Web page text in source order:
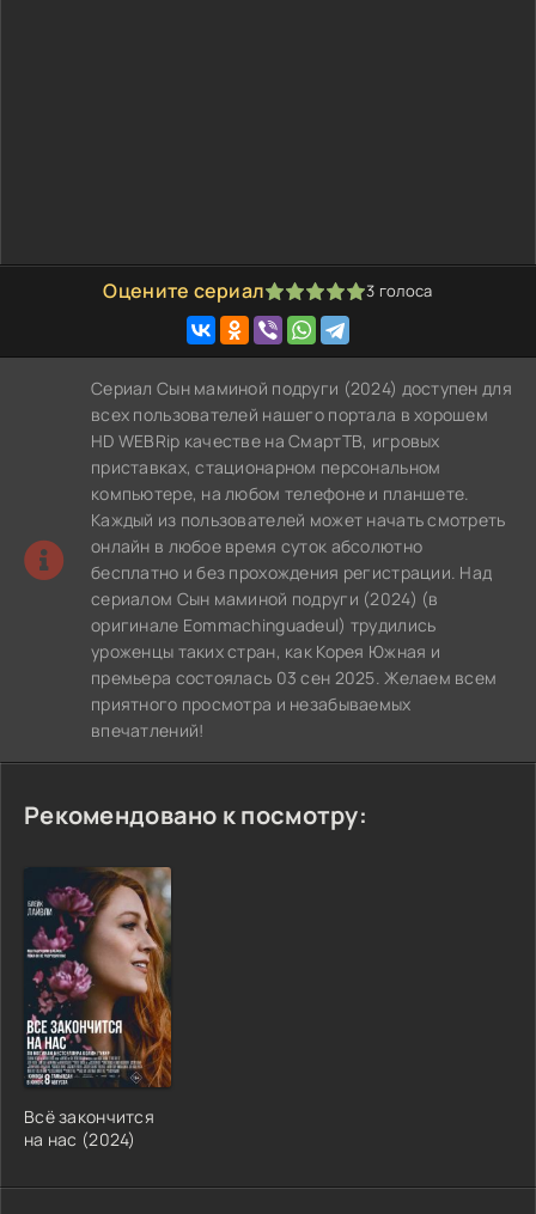
Оцените сериал
1 2 3 4 5 3 голоса
Сериал Сын маминой подруги (2024) доступен для
всех пользователей нашего портала в хорошем
HD WEBRip качестве на СмартТВ, игровых
приставках, стационарном персональном
компьютере, на любом телефоне и планшете.
Каждый из пользователей может начать смотреть
онлайн в любое время суток абсолютно
бесплатно и без прохождения регистрации. Над
сериалом Сын маминой подруги (2024) (в
оригинале Eommachinguadeul) трудились
уроженцы таких стран, как Корея Южная и
премьера состоялась 03 сен 2025. Желаем всем
приятного просмотра и незабываемых
впечатлений!
Рекомендовано к посмотру:
Всё закончится
на нас (2024)